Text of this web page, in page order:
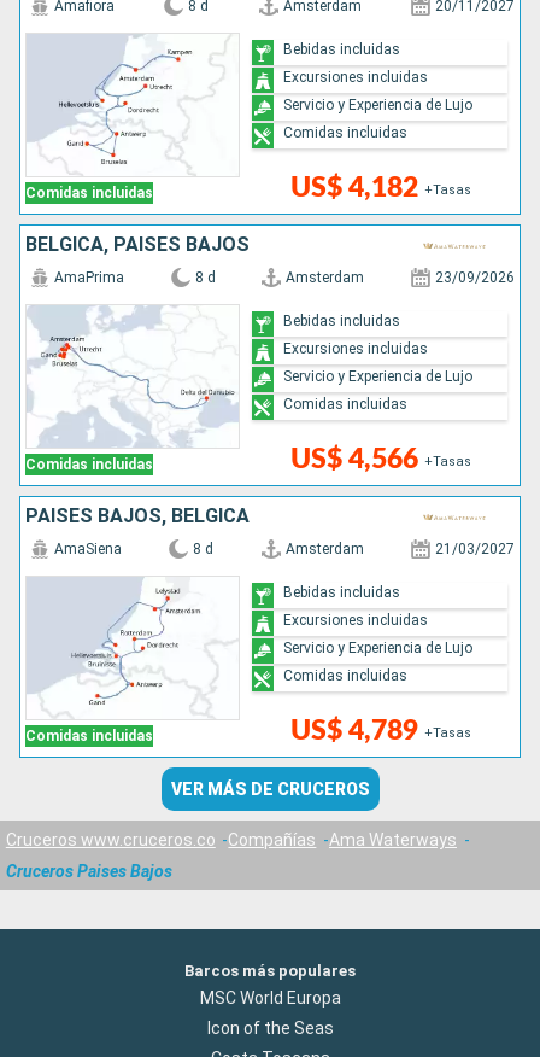
Comidas incluidas
Amafiora 8 d Amsterdam 20/11/2027
US$ 4,182 +Tasas
Bebidas incluidas
Excursiones incluidas
Servicio y Experiencia de Lujo
Comidas incluidas
BÉLGICA, PAISES BAJOS
Comidas incluidas
AmaPrima 8 d Amsterdam 23/09/2026
US$ 4,566 +Tasas
Bebidas incluidas
Excursiones incluidas
Servicio y Experiencia de Lujo
Comidas incluidas
PAISES BAJOS, BÉLGICA
Comidas incluidas
AmaSiena 8 d Amsterdam 21/03/2027
US$ 4,789 +Tasas
Bebidas incluidas
Excursiones incluidas
Servicio y Experiencia de Lujo
Comidas incluidas
VER MÁS DE CRUCEROS
Cruceros www.cruceros.co Compañías
Ama Waterways
Cruceros Paises Bajos
Barcos más populares
MSC World Europa
Icon of the Seas